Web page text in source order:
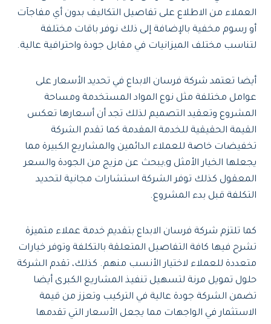
العملاء من الاطلاع على تفاصيل التكاليف بدون أي مفاجآت
أو رسوم مخفية بالإضافة إلى ذلك نوفر باقات مختلفة
لتناسب مختلف الميزانيات في مقابل جودة واحترافية عالية.
أيضا تعتمد شركة فرسان الابداع في تحديد الأسعار على
عوامل مختلفة مثل نوع المواد المستخدمة ومساحة
المشروع وتعقيد التصميم لذلك تجد أن أسعارها تعكس
القيمة الحقيقية للخدمة المقدمة كما تقدم الشركة
تخفيضات خاصة للعملاء الدائمين والمشاريع الكبيرة مما
يجعلها الخيار الأمثل g;يبحث عن مزيج من الجودة والسعر
المعقول كذلك توفر الشركة استشارات مجانية لتحديد
التكلفة قبل بدء المشروع.
كما تلتزم شركة فرسان الابداع بتقديم خدمة عملاء متميزة
تشرح فيها كافة التفاصيل المتعلقة بالتكلفة وتوفر خيارات
متعددة للعملاء لاختيار الأنسب منهم. كذلك، تقدم الشركة
حلول تمويل مرنة لتسهيل تنفيذ المشاريع الكبرى أيضا
تضمن الشركة جودة عالية في التركيب وتعزز من قيمة
الاستثمار في الواجهات مما يجعل الأسعار التي تقدمها